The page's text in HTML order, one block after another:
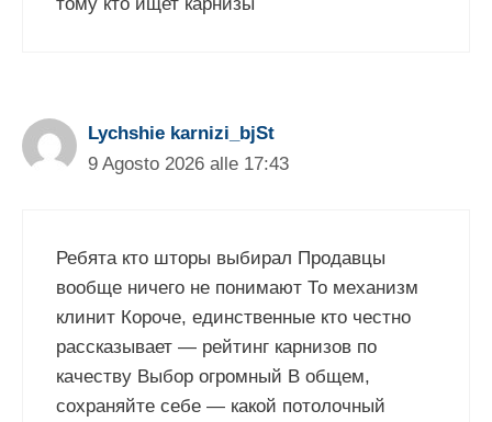
Lychshie karnizi_bjSt
9 Agosto 2026 alle 17:43
Ребята кто шторы выбирал Продавцы
вообще ничего не понимают То механизм
клинит Короче, единственные кто честно
рассказывает — рейтинг карнизов по
качеству Выбор огромный В общем,
сохраняйте себе — какой потолочный